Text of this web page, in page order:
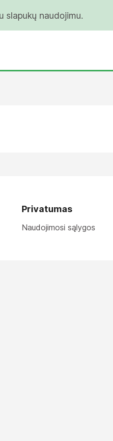
slapukų naudojimu.
Privatumas
Naudojimosi sąlygos